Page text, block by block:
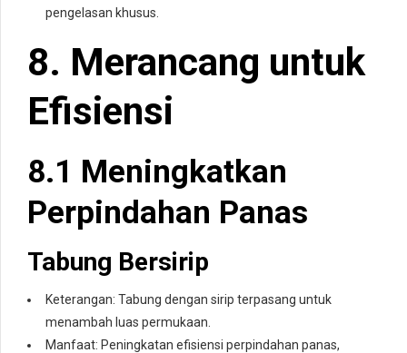
pengelasan khusus.
8. Merancang untuk
Efisiensi
8.1 Meningkatkan
Perpindahan Panas
Tabung Bersirip
Keterangan: Tabung dengan sirip terpasang untuk
menambah luas permukaan.
Manfaat: Peningkatan efisiensi perpindahan panas,